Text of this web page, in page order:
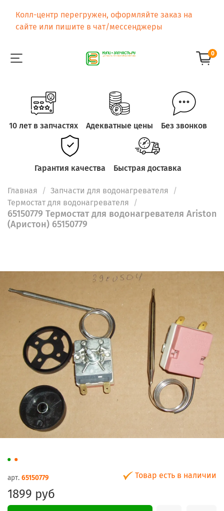
Колл-центр перегружен, оформляйте заказ на
сайте или пишите в чат/мессенджеры
0
10 лет в запчастях Адекватные цены Без звонков
Гарантия качества Быстрая доставка
Главная
Запчасти для водонагревателя
Термостат для водонагревателя
65150779 Термостат для водонагревателя Ariston
(Аристон) 65150779
арт. 65150779 Товар есть в наличии
1899 руб